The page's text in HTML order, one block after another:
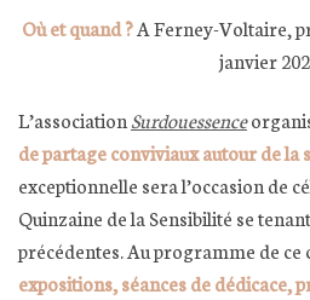
Où et quand ?A Ferney-Voltaire,
janvier
L’association Surdouessence
de partage conviviaux autour de la
exceptionnelle sera l’occasion de
Quinzaine de la Sensibilité se
précédentes. Au programme de ce
expositions, séances de dédicace,